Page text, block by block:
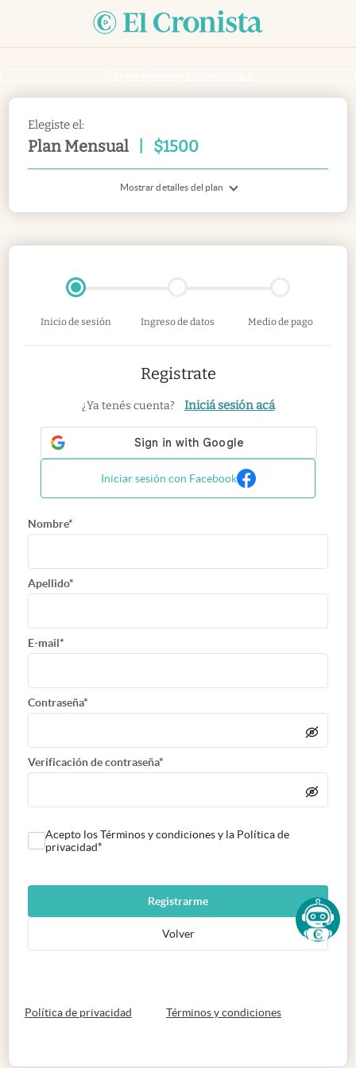
Elegiste el:
Plan Mensual $1500
Mostrar detalles del plan
Inicio de sesión Ingreso de datos Medio de pago
Registrate
¿Ya tenés cuenta? Iniciá sesión acá
Iniciar sesión con Facebook
Nombre*
Apellido*
E-mail*
Contraseña*
Verificación de contraseña*
Acepto los Términos y condiciones y la Política de
privacidad*
Registrarme
Volver
Política de privacidad abre en nueva pestaña
Términos y condicionesabre en nueva